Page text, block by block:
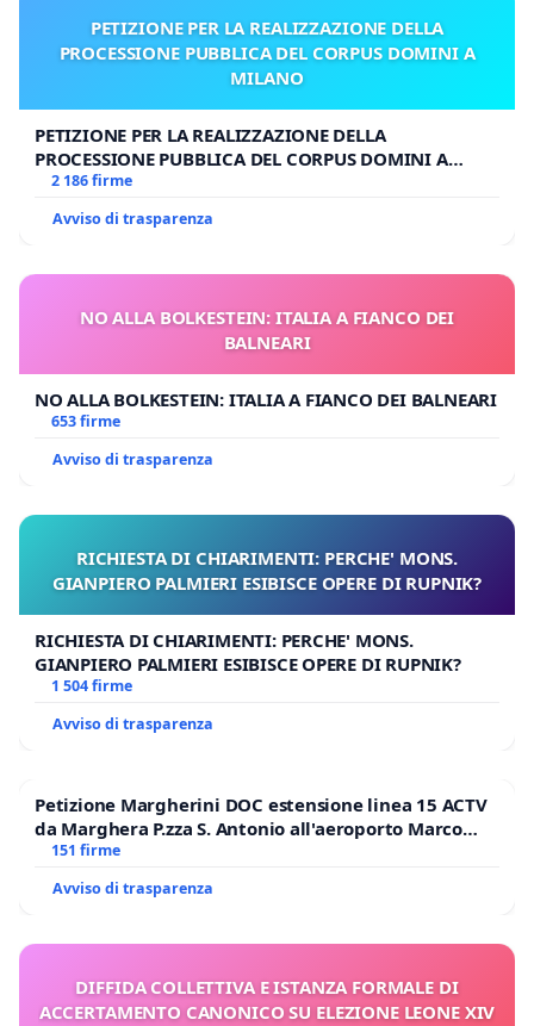
PETIZIONE PER LA REALIZZAZIONE DELLA
PROCESSIONE PUBBLICA DEL CORPUS DOMINI A
MILANO
PETIZIONE PER LA REALIZZAZIONE DELLA
PROCESSIONE PUBBLICA DEL CORPUS DOMINI A
MILANO
2 186 firme
Avviso di trasparenza
NO ALLA BOLKESTEIN: ITALIA A FIANCO DEI
BALNEARI
NO ALLA BOLKESTEIN: ITALIA A FIANCO DEI BALNEARI
653 firme
Avviso di trasparenza
RICHIESTA DI CHIARIMENTI: PERCHE' MONS.
GIANPIERO PALMIERI ESIBISCE OPERE DI RUPNIK?
RICHIESTA DI CHIARIMENTI: PERCHE' MONS.
GIANPIERO PALMIERI ESIBISCE OPERE DI RUPNIK?
1 504 firme
Avviso di trasparenza
Petizione Margherini DOC estensione linea 15 ACTV
da Marghera P.zza S. Antonio all'aeroporto Marco
Polo tariffa a € 1,50
151 firme
Avviso di trasparenza
DIFFIDA COLLETTIVA E ISTANZA FORMALE DI
ACCERTAMENTO CANONICO SU ELEZIONE LEONE XIV